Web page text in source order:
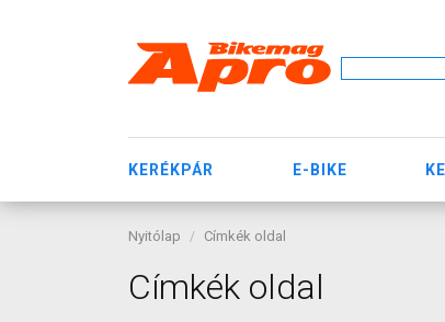
KERÉKPÁR E-BIKE
Nyitólap Címkék oldal
Címkék oldal